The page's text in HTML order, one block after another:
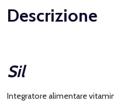
Descrizione
Sil
Integratore alimentare